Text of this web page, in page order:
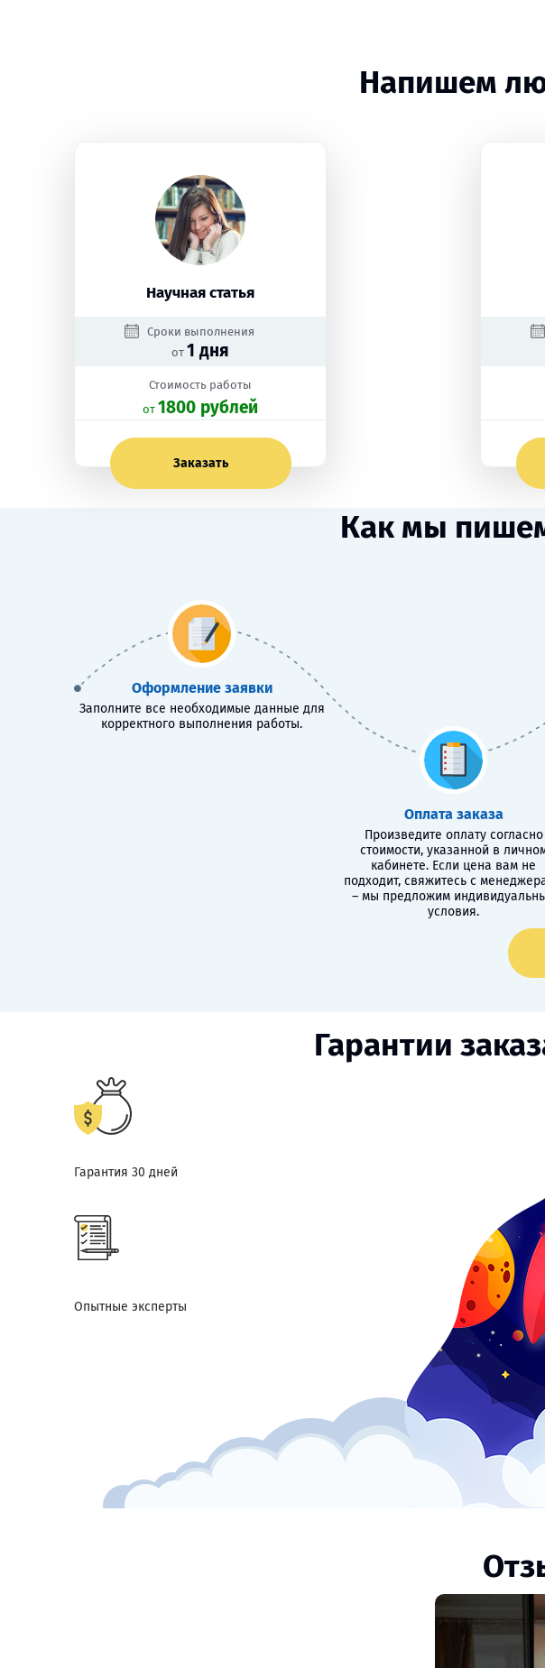
Напишем
Научная статья
Сроки выполнения
от 1 дня
Стоимость работы
oт 1800 рублей
Заказать
Как мы
Оформление заявки
Заполните все необходимые данные для
корректного выполнения работы.
Оплата заказа
Произведите оплату согласно
стоимости, указанной в
кабинете. Если цена вам не
подходит, свяжитесь с
– мы предложим
условия.
Гарантии
Гарантия 30 дней
Опытные эксперты